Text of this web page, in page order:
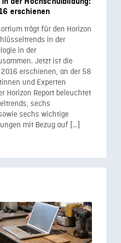
erschienen
trägt für den Horizon
in der
in der
Jetzt ist die
erschienen, an der 58
und Experten
Horizon Report beleuchtet
sechs
sechs wichtige
mit Bezug auf […]